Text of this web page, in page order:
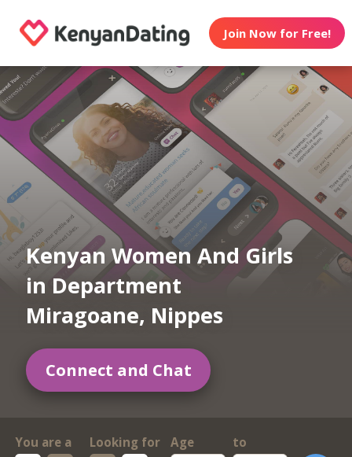
Join Now for Free!
Kenyan Women And Girls
in Department
Miragoane, Nippes
Connect and Chat
You are a Looking for
Age
to